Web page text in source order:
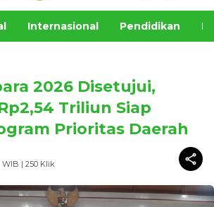
Internasional Pendidikan
2026 Disetujui,
Triliun Siap
Prioritas Daerah
WIB | 250 Klik